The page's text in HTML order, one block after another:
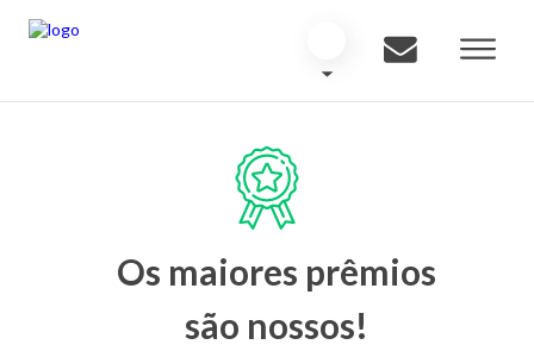
Os maiores prêmios
são nossos!